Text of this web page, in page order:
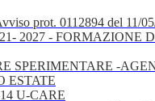
prot. 0112894 del 11/
2027 - FORMAZIONE
SPERIMENTARE -
ESTATE
U-CARE